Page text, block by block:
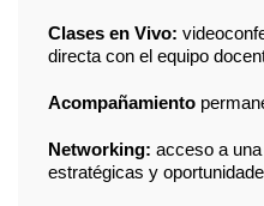
Clases en Vivo:
directa con el equipo
Acompañamiento
Networking: acceso a una
estratégicas y